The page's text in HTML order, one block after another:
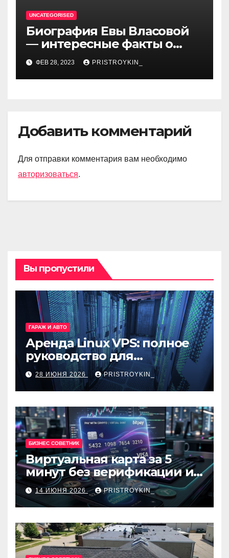
UNCATEGORISED
Биография Евы Власовой
— интересные факты о
личной жизни популярной
исполнительницы
ФЕВ 28, 2023 PRISTROYKIN_
Добавить комментарий
Для отправки комментария вам необходимо
авторизоваться.
Вы пропустили
ГАРАЖ И АВТО
Аренда Linux VPS: полное
руководство для
разработчиков и
администраторов
28 ИЮНЯ 2026 PRISTROYKIN_
БИЗНЕС СОВЕТНИК
Виртуальная карта за 5
минут без верификации и
банков с пополнением в
USDT
14 ИЮНЯ 2026 PRISTROYKIN_